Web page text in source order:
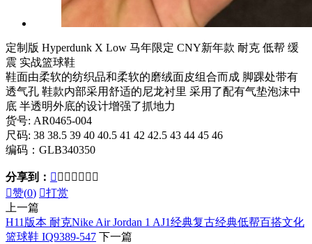
定制版 Hyperdunk X Low 马年限定 CNY新年款 耐克 低帮 缓
震 实战篮球鞋
鞋面由柔软的纺织品和柔软的磨绒面皮组合而成 脚踝处带有
透气孔 鞋款内部采用舒适的尼龙衬里 采用了配有气垫泡沫中
底 半透明外底的设计增强了抓地力
货号: AR0465-004
尺码: 38 38.5 39 40 40.5 41 42 42.5 43 44 45 46
编码：GLB340350
分享到：       
赞(0) 打赏
上一篇
H11版本 耐克Nike Air Jordan 1 AJ1经典复古经典低帮百搭文化
篮球鞋 IQ9389-547 下一篇